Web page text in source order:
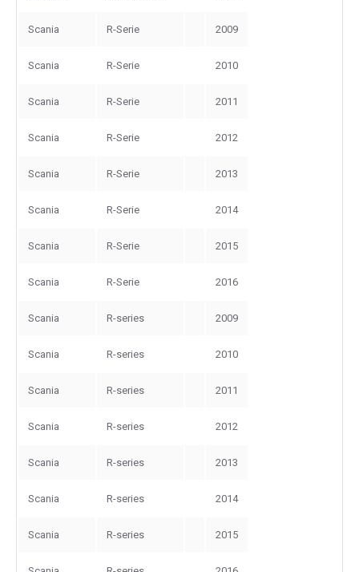
Scania R-Serie 2009
Scania R-Serie 2010
Scania R-Serie 2011
Scania R-Serie 2012
Scania R-Serie 2013
Scania R-Serie 2014
Scania R-Serie 2015
Scania R-Serie 2016
Scania R-series 2009
Scania R-series 2010
Scania R-series 2011
Scania R-series 2012
Scania R-series 2013
Scania R-series 2014
Scania R-series 2015